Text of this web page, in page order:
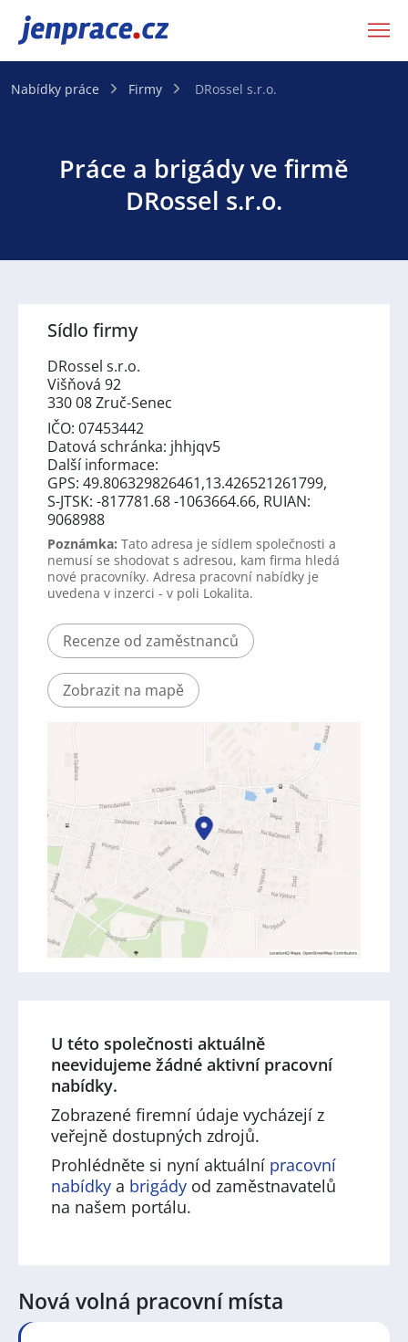
JenPráce.cz
Nabídky práce Firmy DRossel s.r.o.
Práce a brigády ve firmě
DRossel s.r.o.
Sídlo firmy
DRossel s.r.o.
Višňová 92
330 08 Zruč-Senec
IČO: 07453442
Datová schránka: jhhjqv5
Další informace:
GPS: 49.806329826461,13.426521261799,
S-JTSK: -817781.68 -1063664.66, RUIAN:
9068988
Poznámka: Tato adresa je sídlem společnosti a
nemusí se shodovat s adresou, kam firma hledá
nové pracovníky. Adresa pracovní nabídky je
uvedena v inzerci - v poli Lokalita.
Recenze od zaměstnanců
Zobrazit na mapě
U této společnosti aktuálně
neevidujeme žádné aktivní pracovní
nabídky.
Zobrazené firemní údaje vycházejí z
veřejně dostupných zdrojů.
Prohlédněte si nyní aktuální pracovní
nabídky a brigády od zaměstnavatelů
na našem portálu.
Nová volná pracovní místa